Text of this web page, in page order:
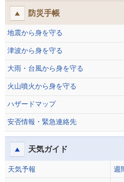
防災手帳
地震から身を守る
津波から身を守る
大雨・台風から身を守る
火山噴火から身を守る
ハザードマップ
安否情報・緊急連絡先
天気ガイド
天気予報 週